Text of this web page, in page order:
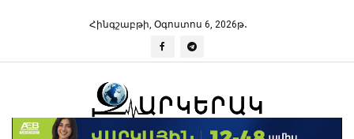
Հինգշաբթի, Օգոստոս 6, 2026թ․